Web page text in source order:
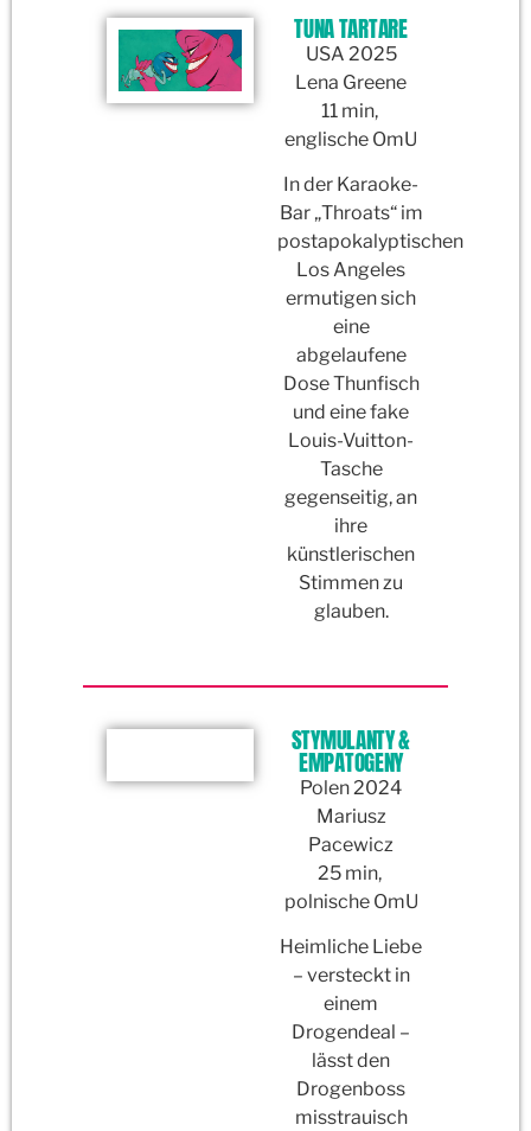
TUNA TARTARE
USA 2025
Lena Greene
11 min,
englische OmU
In der Karaoke-
Bar „Throats“ im
postapokalyptischen
Los Angeles
ermutigen sich
eine
abgelaufene
Dose Thunfisch
und eine fake
Louis-Vuitton-
Tasche
gegenseitig, an
ihre
künstlerischen
Stimmen zu
glauben.
STYMULANTY &
EMPATOGENY
Polen 2024
Mariusz
Pacewicz
25 min,
polnische OmU
Heimliche Liebe
– versteckt in
einem
Drogendeal –
lässt den
Drogenboss
misstrauisch